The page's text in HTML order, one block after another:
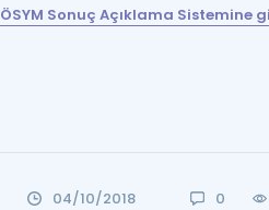
ÖSYM Sonuç Açıklama Sistemine
04/10/2018 0